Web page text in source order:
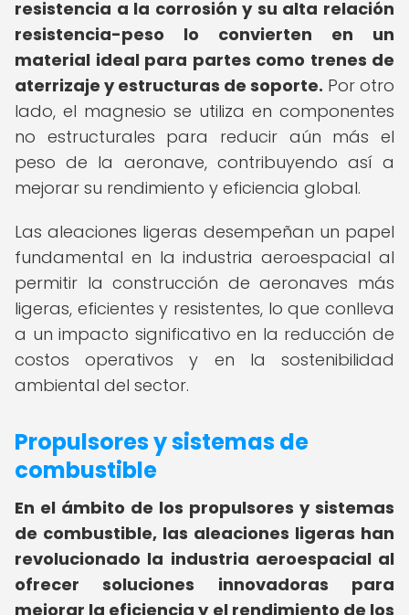
resistencia a la corrosión y su alta relación
resistencia-peso lo convierten en un
material ideal para partes como trenes de
aterrizaje y estructuras de soporte. Por otro
lado, el magnesio se utiliza en componentes
no estructurales para reducir aún más el
peso de la aeronave, contribuyendo así a
mejorar su rendimiento y eficiencia global.
Las aleaciones ligeras desempeñan un papel
fundamental en la industria aeroespacial al
permitir la construcción de aeronaves más
ligeras, eficientes y resistentes, lo que conlleva
a un impacto significativo en la reducción de
costos operativos y en la sostenibilidad
ambiental del sector.
Propulsores y sistemas de
combustible
En el ámbito de los propulsores y sistemas
de combustible, las aleaciones ligeras han
revolucionado la industria aeroespacial al
ofrecer soluciones innovadoras para
mejorar la eficiencia y el rendimiento de los